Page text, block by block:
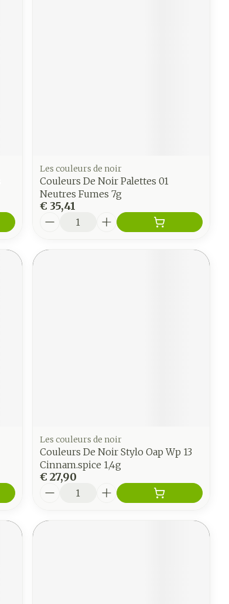
Les couleurs de noir
Couleurs De Noir Palettes 01
Neutres Fumes 7g
€ 35,41
Les couleurs de noir
Couleurs De Noir Stylo Oap Wp 13
Cinnam.spice 1,4g
€ 27,90